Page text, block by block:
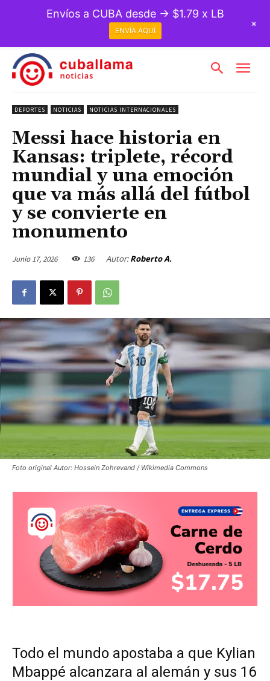
DEPORTES NOTICIAS NOTICIAS INTERNACIONALES
Messi hace historia en
Kansas: triplete, récord
mundial y una emoción
que va más allá del fútbol
y se convierte en
monumento
Junio 17, 2026 136 Autor: Roberto A.
Foto original Autor: Hossein Zohrevand / Wikimedia Commons
Todo el mundo apostaba a que Kylian
Mbappé alcanzara al alemán y sus 16
Envíos a CUBA desde → $1.79 x LB
ENVÍA AQUÍ
+